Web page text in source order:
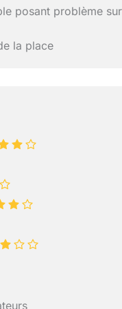
posant problème sur
la place